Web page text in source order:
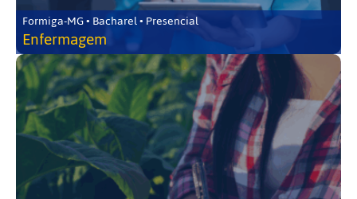
Formiga-MG • Bacharel • Presencial
Enfermagem